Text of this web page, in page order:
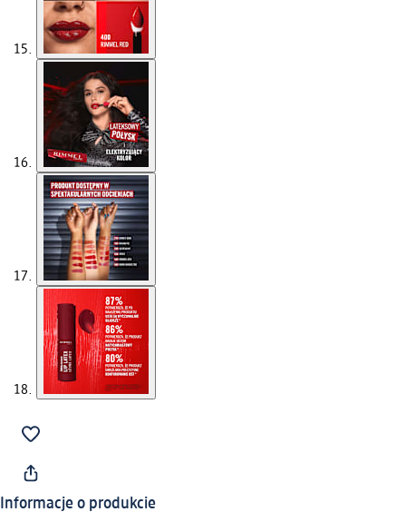
Informacje o produkcie